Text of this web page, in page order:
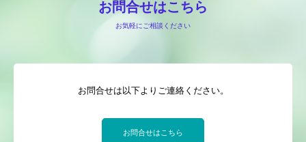
お問合せはこちら
お気軽にご相談ください
お問合せは以下よりご連絡ください。
お問合せはこちら